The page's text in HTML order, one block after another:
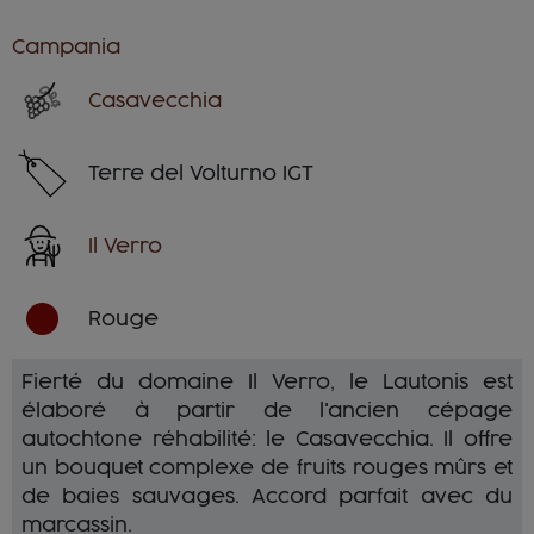
Campania
Casavecchia
Terre del Volturno IGT
Il Verro
Rouge
Fierté du domaine Il Verro, le Lautonis est
élaboré à partir de l'ancien cépage
autochtone réhabilité: le Casavecchia. Il offre
un bouquet complexe de fruits rouges mûrs et
de baies sauvages. Accord parfait avec du
marcassin.